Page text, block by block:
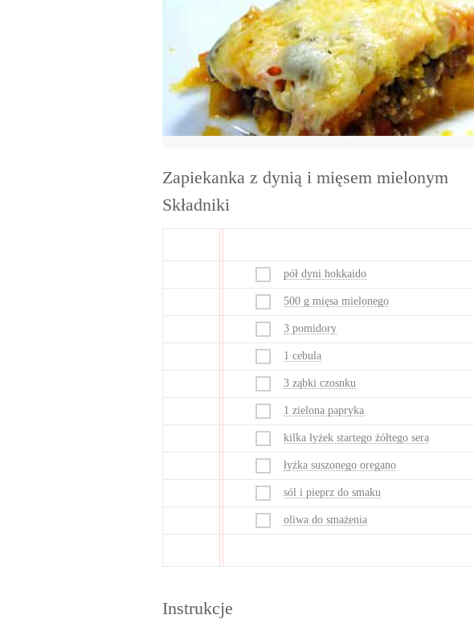
Zapiekanka z dynią i mięsem mielonym
Składniki
pół dyni hokkaido
500 g mięsa mielonego
3 pomidory
1 cebula
3 ząbki czosnku
1 zielona papryka
kilka łyżek startego żółtego sera
łyżka suszonego oregano
sól i pieprz do smaku
oliwa do smażenia
Instrukcje